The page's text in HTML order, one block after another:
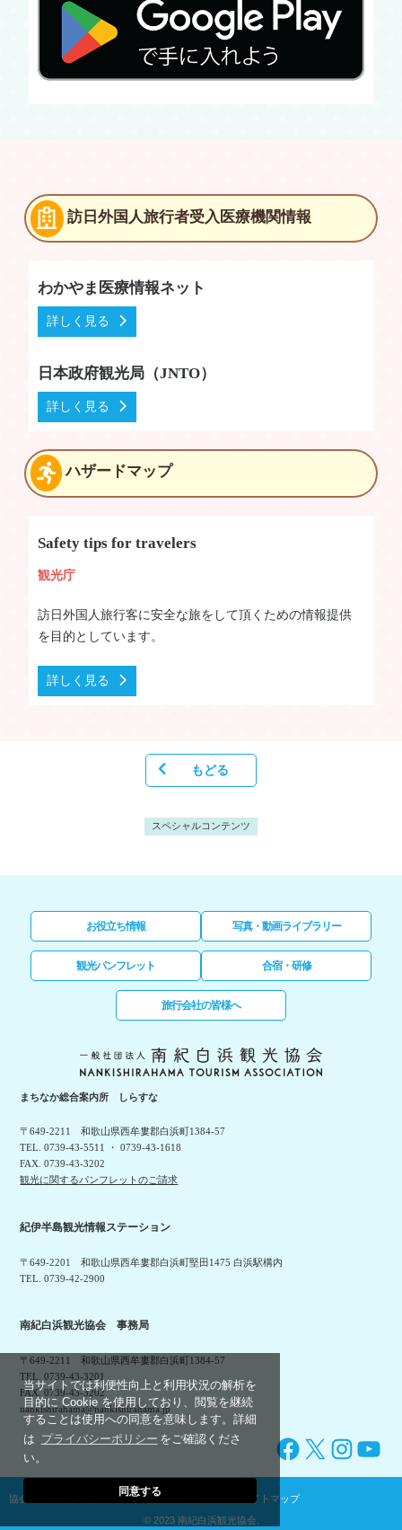
当サイトでは利便性向上と利用状況の解析を
目的に Cookie を使用しており、閲覧を継続
することは使用への同意を意味します。詳細
は プライバシーポリシー をご確認くださ
い。
同意する
訪日外国人旅行者受入医療機関情報
わかやま医療情報ネット
詳しく見る
日本政府観光局（JNTO）
詳しく見る
ハザードマップ
Safety tips for travelers
観光庁
訪日外国人旅行客に安全な旅をして頂くための情報提供
を目的としています。
詳しく見る
もどる
スペシャルコンテンツ
お役立ち情報 写真・動画ライブラリー
観光パンフレット 合宿・研修
旅行会社の皆様へ
まちなか総合案内所 しらすな
〒649-2211 和歌山県西牟婁郡白浜町1384-57
TEL. 0739-43-5511 ・ 0739-43-1618
FAX. 0739-43-3202
観光に関するパンフレットのご請求
紀伊半島観光情報ステーション
〒649-2201 和歌山県西牟婁郡白浜町堅田1475 白浜駅構内
TEL. 0739-42-2900
南紀白浜観光協会 事務局
〒649-2211 和歌山県西牟婁郡白浜町1384-57
TEL. 0739-43-3201
FAX. 0739-43-3202
nankishirahama@nankishirahama.jp
Facebook X Instagram YouTube
協会概要 プライバシーポリシー
サイトマップ
© 2023 南紀白浜観光協会.